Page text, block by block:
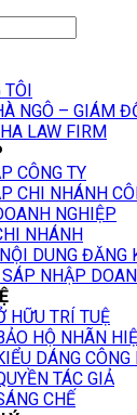
TÔI
NGÔ – GIÁM
LAW FIRM
CÔNG TY
CHI NHÁNH
NGHIỆP
NHÁNH
DUNG ĐĂNG
NHẬP
HỮU TRÍ TUỆ
HỘ NHÃN
DÁNG CÔNG
TÁC GIẢ
CHẾ